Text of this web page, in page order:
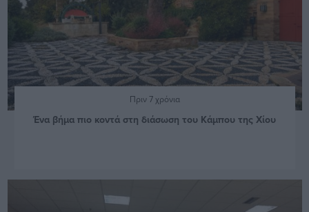
Πριν 7 χρόνια
Ένα βήμα πιο κοντά στη διάσωση του Κάμπου της Χίου